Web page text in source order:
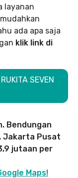
layanan
ada apa saja
klik link di
SEVEN
Bendungan
Jakarta Pusat
jutaan per
Maps!